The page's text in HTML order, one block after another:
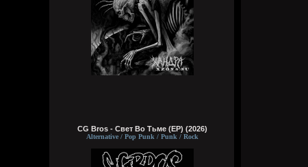
CG Bros - Свет Во Тьме (EP) (2026)
Alternative / Pop Punk / Punk / Rock